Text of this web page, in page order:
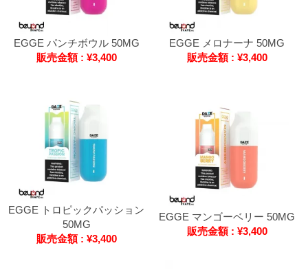
EGGE パンチボウル 50MG
販売金額 : ¥3,400
EGGE メロナーナ 50MG
販売金額 : ¥3,400
EGGE トロピックパッション
50MG
販売金額 : ¥3,400
EGGE マンゴーベリー 50MG
販売金額 : ¥3,400